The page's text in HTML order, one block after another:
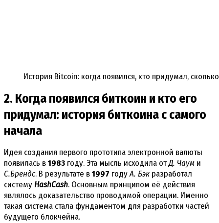
История Bitcoin: когда появился, кто придумал,
2. Когда появился биткоин и кто его
придумал: история биткоина с самого
начала
Идея создания первого прототипа электронной валюты
появилась в1983 году. Эта мысль исходила отД. Чаум и
С.Брендс. В результате в1997 годуА. Бэк разработал
системуHashCash. Основным принципом её действия
являлось доказательство проводимой операции. Именно
такая система стала фундаментом для разработки частей
будущего блокчейна.